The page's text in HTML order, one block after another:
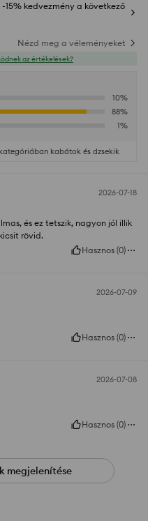
15% kedvezmény a következő
Nézd meg a véleményeket
az értékelések?
10%
88%
1%
kabátok és dzsekik
2026-07-18
és ez tetszik, nagyon jól illik
rövid.
Hasznos (0)
2026-07-09
Hasznos (0)
2026-07-08
Hasznos (0)
megjelenítése